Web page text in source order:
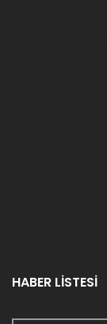
HABER LİSTESİ